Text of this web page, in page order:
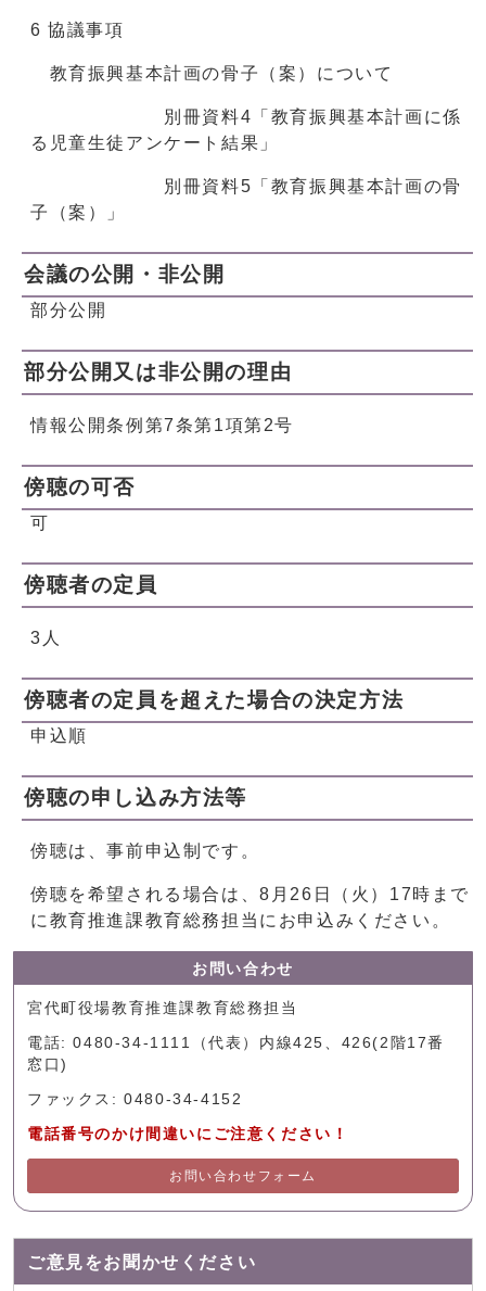
6 協議事項
教育振興基本計画の骨子（案）について
別冊資料4「教育振興基本計画に係
る児童生徒アンケート結果」
別冊資料5「教育振興基本計画の骨
子（案）」
会議の公開・非公開
部分公開
部分公開又は非公開の理由
情報公開条例第7条第1項第2号
傍聴の可否
可
傍聴者の定員
3人
傍聴者の定員を超えた場合の決定方法
申込順
傍聴の申し込み方法等
傍聴は、事前申込制です。
傍聴を希望される場合は、8月26日（火）17時まで
に教育推進課教育総務担当にお申込みください。
お問い合わせ
宮代町役場教育推進課教育総務担当
電話: 0480-34-1111（代表）内線425、426(2階17番
窓口)
ファックス: 0480-34-4152
電話番号のかけ間違いにご注意ください！
お問い合わせフォーム
ご意見をお聞かせください